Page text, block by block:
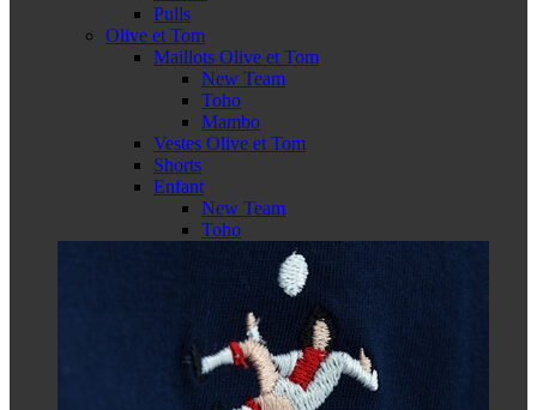
Pulls
Olive et Tom
Maillots Olive et Tom
New Team
Toho
Mambo
Vestes Olive et Tom
Shorts
Enfant
New Team
Toho